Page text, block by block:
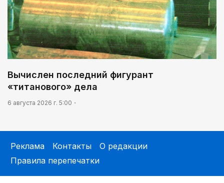
Вычислен последний фигурант
«титанового» дела
6 августа 2026 г. 5:00
Реклама Контакты
О редакции
Правила перепечатки